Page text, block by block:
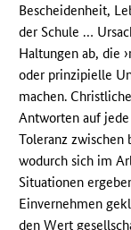
Bescheidenheit,
der Schule …
Haltungen ab, die
oder prinzipielle
machen.
Antworten auf
Toleranz
wodurch sich im
Situationen
Einvernehmen
den Wert